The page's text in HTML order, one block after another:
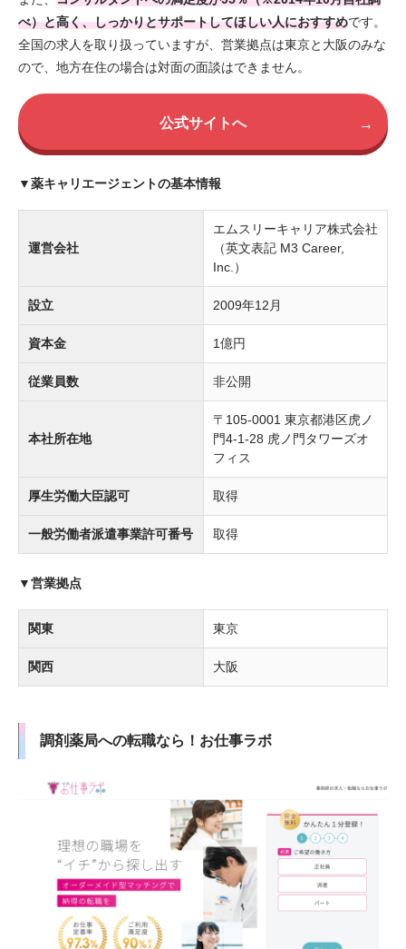
べ）と高く、しっかりとサポートしてほしい人におすすめです。
全国の求人を取り扱っていますが、営業拠点は東京と大阪のみな
ので、地方在住の場合は対面の面談はできません。
公式サイトへ →
▼薬キャリエージェントの基本情報
運営会社
エムスリーキャリア株式会社
（英文表記 M3 Career,
Inc.）
設立 2009年12月
資本金 1億円
従業員数 非公開
本社所在地
〒105-0001 東京都港区虎ノ
門4-1-28 虎ノ門タワーズオ
フィス
厚生労働大臣認可 取得
一般労働者派遣事業許可番号 取得
▼営業拠点
関東 東京
関西 大阪
調剤薬局への転職なら！お仕事ラボ